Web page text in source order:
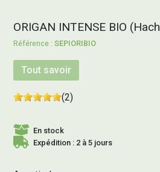
ORIGAN INTENSE BIO
SEPIORIBIO
Tout savoir
(2)
En stock
Expédition : 2 à 5 jours